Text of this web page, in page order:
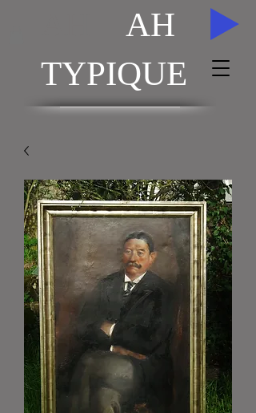
AH
TYPIQUE
ACHAT / VENTE TABLEAUX